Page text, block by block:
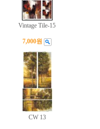
Vintage Tile-15
7,000원
CW 13